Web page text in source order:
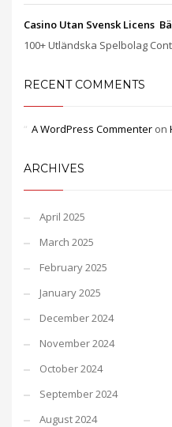
Casino Utan Svensk Licens
100+ Utländska Spelbolag
RECENT COMMENTS
A WordPress Commenter on
ARCHIVES
April 2025
March 2025
February 2025
January 2025
December 2024
November 2024
October 2024
September 2024
August 2024